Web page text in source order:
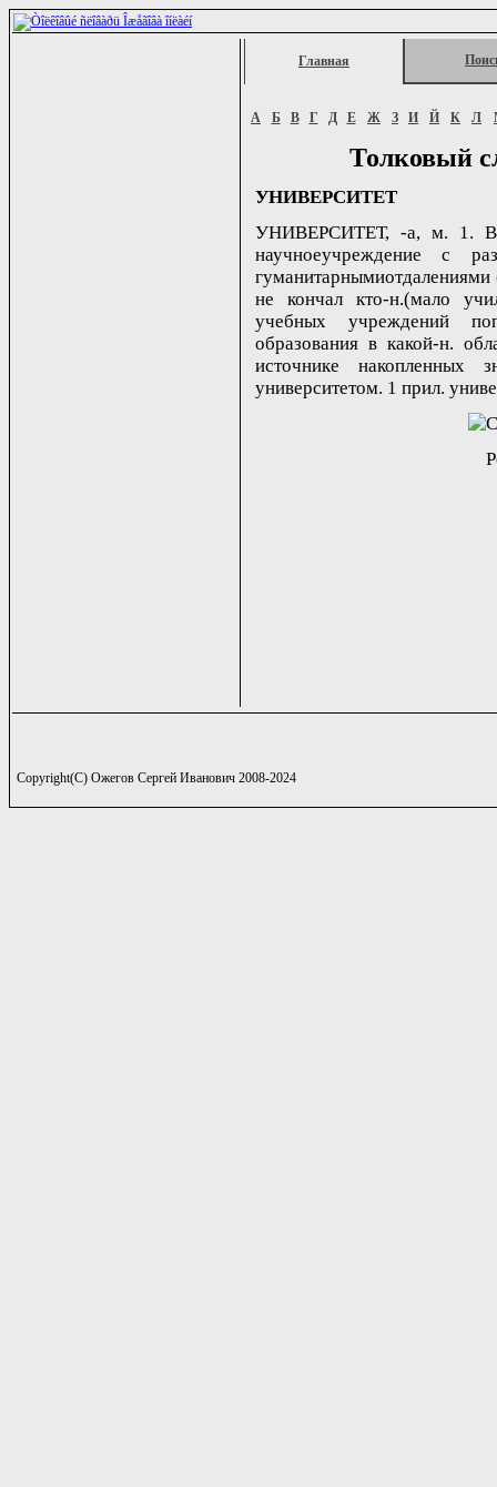
Главная
А Б В Г Д Е Ж З И Й К Л
Толковый
УНИВЕРСИТЕТ
УНИВЕРСИТЕТ, -а, м. 1.
научноеучреждение с
гуманитарнымиотдалениями
не кончал кто-н.(мало
учебных учреждений
образования в какой-н.
источнике накопленных
университетом. 1 прил.
Copyright(C) Ожегов Сергей Иванович 2008-2024